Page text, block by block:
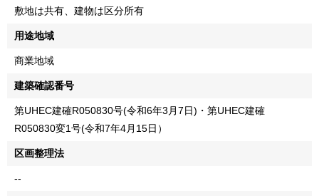
敷地は共有、建物は区分所有
用途地域
商業地域
建築確認番号
第UHEC建確R050830号(令和6年3月7日)・第UHEC建確
R050830変1号(令和7年4月15日）
区画整理法
--